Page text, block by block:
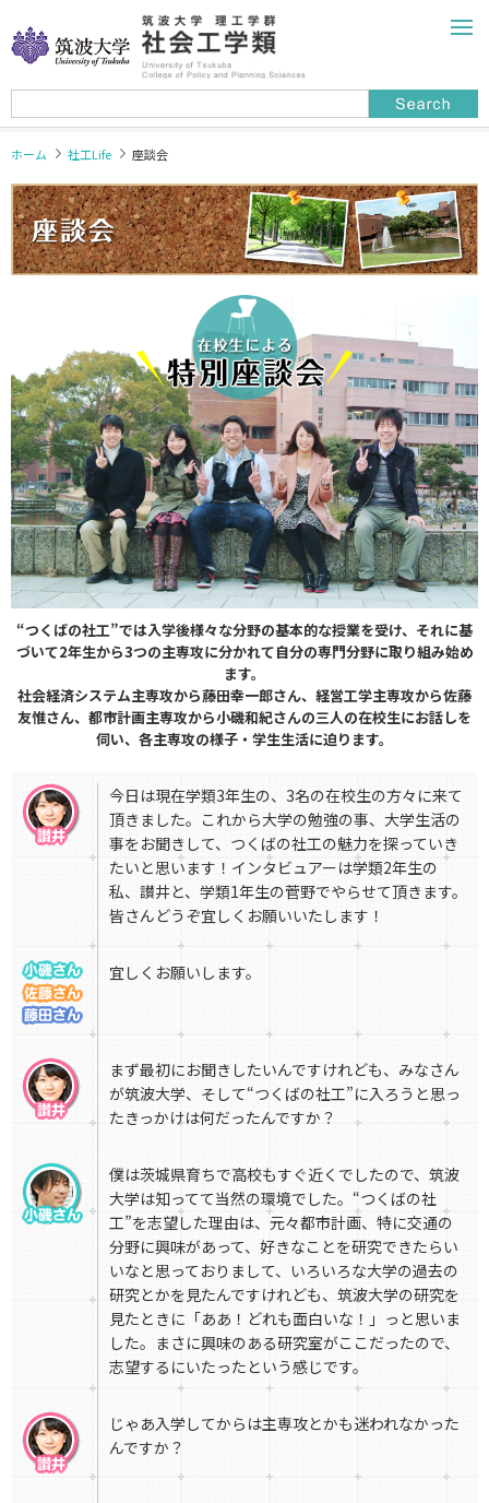
English
"つくばの社工"とは
受験案内
総合学域群の皆様へ
アクセス
女性教員紹介
ホーム 社工Life 座談会
“つくばの社工”では入学後様々な分野の基本的な授業を受け、 それに基
づいて2年生から3つの主専攻に分かれて自分の専門分野に取り組み始め
ます。
社会経済システム主専攻から藤田幸一郎さん、経営工学主専攻から佐藤
友惟さん、 都市計画主専攻から小磯和紀さんの三人の在校生にお話しを
伺い、 各主専攻の様子・学生生活に迫ります。
今日は現在学類3年生の、3名の在校生の方々に来て
頂きました。これから大学の勉強の事、大学生活の
事をお聞きして、つくばの社工の魅力を探っていき
たいと思います！インタビュアーは学類2年生の
私、讃井と、学類1年生の菅野でやらせて頂きます。
皆さんどうぞ宜しくお願いいたします！
宜しくお願いします。
まず最初にお聞きしたいんですけれども、みなさん
が筑波大学、そして“つくばの社工”に入ろうと思っ
たきっかけは何だったんですか？
僕は茨城県育ちで高校もすぐ近くでしたので、筑波
大学は知ってて当然の環境でした。“つくばの社
工”を志望した理由は、元々都市計画、特に交通の
分野に興味があって、好きなことを研究できたらい
いなと思っておりまして、いろいろな大学の過去の
研究とかを見たんですけれども、筑波大学の研究を
見たときに「ああ！どれも面白いな！」っと思いま
した。まさに興味のある研究室がここだったので、
志望するにいたったという感じです。
じゃあ入学してからは主専攻とかも迷われなかった
んですか？